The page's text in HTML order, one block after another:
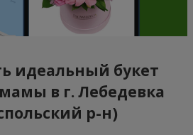
идеальный букет
в г. Лебедевка
р-н)